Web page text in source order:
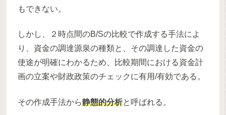
もできない。
しかし、２時点間のB/Sの比較で作成する手法によ
り、資金の調達源泉の種類と、その調達した資金の
使途が明確にわかるため、比較期間における資金計
画の立案や財政政策のチェックに有用/有効である。
その作成手法から静態的分析と呼ばれる。